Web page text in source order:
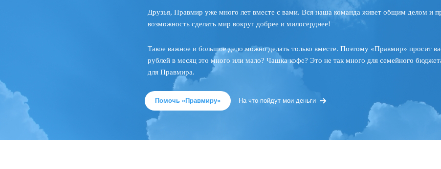
Друзья, Правмир уже много лет вместе с вами. Вся наша команда живет общим делом и
возможность сделать мир вокруг добрее и милосерднее!
Такое важное и большое дело можно делать только вместе. Поэтому «Правмир» просит
рублей в месяц это много или мало? Чашка кофе? Это не так много для семейного
для Правмира.
Помочь «Правмиру» На что пойдут мои деньги